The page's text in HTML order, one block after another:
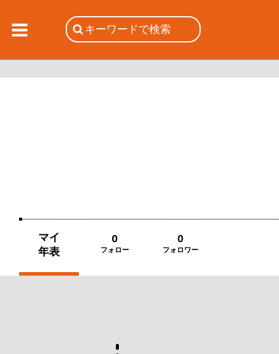
マイ
年表
0
フォロー
0
フォロワー